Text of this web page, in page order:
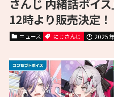
さんじ 内緒話ボイ
12時より販売決定！
ニュース にじさんじ 2025